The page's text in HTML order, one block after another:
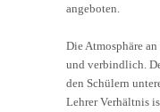
angeboten.
Die Atmosphäre
und verbindlich.
den Schülern
Lehrer Verhältnis